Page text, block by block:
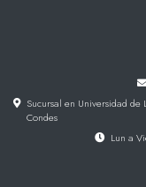
Sucursal en Universidad de
Condes
Lun a